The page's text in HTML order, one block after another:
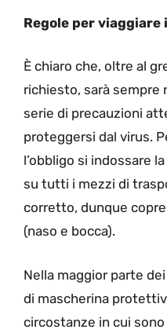
Regole per viaggiare
È chiaro che, oltre al
richiesto, sarà sempre
serie di precauzioni
proteggersi dal virus.
l’obbligo si indossare
su tutti i mezzi di
corretto, dunque
(naso e bocca).
Nella maggior parte
di mascherina
circostanze in cui